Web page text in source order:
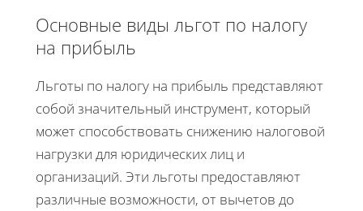
Основные виды льгот по налогу
на прибыль
Льготы по налогу на прибыль представляют
собой значительный инструмент, который
может способствовать снижению налоговой
нагрузки для юридических лиц и
организаций. Эти льготы предоставляют
различные возможности, от вычетов до